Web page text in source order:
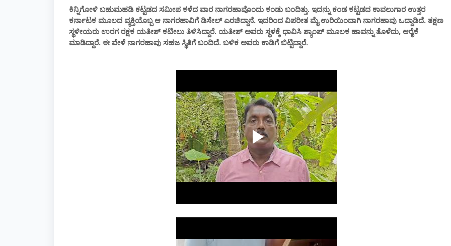
ಕಿನ್ನಿಗೋಳಿ ಬಹುಮಹಡಿ ಕಟ್ಟಡದ ಸಮೀಪ ಕಳೆದ ವಾರ ನಾಗರಹಾವೊಂದು ಕಂಡು ಬಂದಿತ್ತು. ಇದನ್ನು ಕಂಡ ಕಟ್ಟಡದ ಕಾವಲುಗಾರ ಉತ್ತರ
ಕರ್ನಾಟಕ ಮೂಲದ ವ್ಯಕ್ತಿಯೊಬ್ಬ ಆ ನಾಗರಹಾವಿಗೆ ಡಿಸೇಲ್ ಎರಚಿದ್ದಾನೆ. ಇದರಿಂದ ವಿಪರೀತ ಮೈ ಉರಿಯಿಂದಾಗಿ ನಾಗರಹಾವು ಒದ್ದಾಡಿದೆ. ತಕ್ಷಣ
ಸ್ಥಳೀಯರು ಉರಗ ರಕ್ಷಕ ಯತೀಶ್ ಕಟೀಲು ತಿಳಿಸಿದ್ದಾರೆ. ಯತೀಶ್ ಅವರು ಸ್ಥಳಕ್ಕೆ ಧಾವಿಸಿ ಶ್ಯಾಂಪ್ ಮೂಲಕ ಹಾವನ್ನು ತೊಳೆದು, ಆರೈಕೆ
ಮಾಡಿದ್ದಾರೆ. ಈ ವೇಳೆ ನಾಗರಹಾವು ಸಹಜ ಸ್ಥಿತಿಗೆ ಬಂದಿದೆ. ಬಳಿಕ ಅವರು ಕಾಡಿಗೆ ಬಿಟ್ಟಿದ್ದಾರೆ.